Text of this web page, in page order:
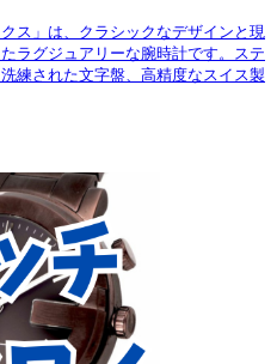
ス」は、クラシックなデザインと現
ラグジュアリーな腕時計です。ステ
練された文字盤、高精度なスイス製